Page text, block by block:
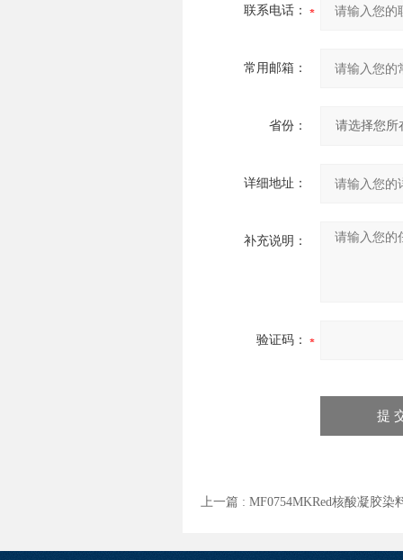
联系电话：
常用邮箱：
省份：
详细地址：
补充说明：
验证码：
上一篇 : MF0754MKRed核酸凝胶染